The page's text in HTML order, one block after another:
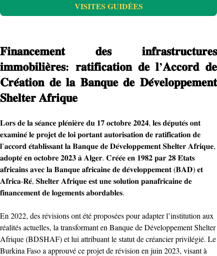
VISITES GUIDÉES
𝐅𝐢𝐧𝐚𝐧𝐜𝐞𝐦𝐞𝐧𝐭 𝐝𝐞𝐬 𝐢𝐧𝐟𝐫𝐚𝐬𝐭𝐫𝐮𝐜𝐭𝐮𝐫𝐞𝐬
𝐢𝐦𝐦𝐨𝐛𝐢𝐥𝐢𝐞̀𝐫𝐞𝐬: 𝐫𝐚𝐭𝐢𝐟𝐢𝐜𝐚𝐭𝐢𝐨𝐧 𝐝𝐞 𝐥’𝐀𝐜𝐜𝐨𝐫𝐝 𝐝𝐞
𝐂𝐫𝐞́𝐚𝐭𝐢𝐨𝐧 𝐝𝐞 𝐥𝐚 𝐁𝐚𝐧𝐪𝐮𝐞 𝐝𝐞 𝐃𝐞́𝐯𝐞𝐥𝐨𝐩𝐩𝐞𝐦𝐞𝐧𝐭
𝐒𝐡𝐞𝐥𝐭𝐞𝐫 𝐀𝐟𝐫𝐢𝐪𝐮𝐞
𝐋𝐨𝐫𝐬 𝐝𝐞 𝐥𝐚 𝐬𝐞́𝐚𝐧𝐜𝐞 𝐩𝐥𝐞́𝐧𝐢𝐞̀𝐫𝐞 𝐝𝐮 𝟏𝟕 𝐨𝐜𝐭𝐨𝐛𝐫𝐞 𝟐𝟎𝟐𝟒, 𝐥𝐞𝐬 𝐝𝐞́𝐩𝐮𝐭𝐞́𝐬 𝐨𝐧𝐭
𝐞𝐱𝐚𝐦𝐢𝐧𝐞́ 𝐥𝐞 𝐩𝐫𝐨𝐣𝐞𝐭 𝐝𝐞 𝐥𝐨𝐢 𝐩𝐨𝐫𝐭𝐚𝐧𝐭 𝐚𝐮𝐭𝐨𝐫𝐢𝐬𝐚𝐭𝐢𝐨𝐧 𝐝𝐞 𝐫𝐚𝐭𝐢𝐟𝐢𝐜𝐚𝐭𝐢𝐨𝐧 𝐝𝐞
𝐥’𝐚𝐜𝐜𝐨𝐫𝐝 𝐞́𝐭𝐚𝐛𝐥𝐢𝐬𝐬𝐚𝐧𝐭 𝐥𝐚 𝐁𝐚𝐧𝐪𝐮𝐞 𝐝𝐞 𝐃𝐞́𝐯𝐞𝐥𝐨𝐩𝐩𝐞𝐦𝐞𝐧𝐭 𝐒𝐡𝐞𝐥𝐭𝐞𝐫 𝐀𝐟𝐫𝐢𝐪𝐮𝐞,
𝐚𝐝𝐨𝐩𝐭𝐞́ 𝐞𝐧 𝐨𝐜𝐭𝐨𝐛𝐫𝐞 𝟐𝟎𝟐𝟑 𝐚̀ 𝐀𝐥𝐠𝐞𝐫. 𝐂𝐫𝐞́𝐞́𝐞 𝐞𝐧 𝟏𝟗𝟖𝟐 𝐩𝐚𝐫 𝟐𝟖 𝐄́𝐭𝐚𝐭𝐬
𝐚𝐟𝐫𝐢𝐜𝐚𝐢𝐧𝐬 𝐚𝐯𝐞𝐜 𝐥𝐚 𝐁𝐚𝐧𝐪𝐮𝐞 𝐚𝐟𝐫𝐢𝐜𝐚𝐢𝐧𝐞 𝐝𝐞 𝐝𝐞́𝐯𝐞𝐥𝐨𝐩𝐩𝐞𝐦𝐞𝐧𝐭 (𝐁𝐀𝐃) 𝐞𝐭
𝐀𝐟𝐫𝐢𝐜𝐚-𝐑𝐞́, 𝐒𝐡𝐞𝐥𝐭𝐞𝐫 𝐀𝐟𝐫𝐢𝐪𝐮𝐞 𝐞𝐬𝐭 𝐮𝐧𝐞 𝐬𝐨𝐥𝐮𝐭𝐢𝐨𝐧 𝐩𝐚𝐧𝐚𝐟𝐫𝐢𝐜𝐚𝐢𝐧𝐞 𝐝𝐞
𝐟𝐢𝐧𝐚𝐧𝐜𝐞𝐦𝐞𝐧𝐭 𝐝𝐞 𝐥𝐨𝐠𝐞𝐦𝐞𝐧𝐭𝐬 𝐚𝐛𝐨𝐫𝐝𝐚𝐛𝐥𝐞𝐬.
En 2022, des révisions ont été proposées pour adapter l’institution aux
réalités actuelles, la transformant en Banque de Développement Shelter
Afrique (BDSHAF) et lui attribuant le statut de créancier privilégié. Le
Burkina Faso a approuvé ce projet de révision en juin 2023, visant à